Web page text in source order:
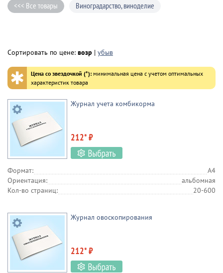
<<< Все товары Виноградарство, виноделие
Сортировать по цене: возр | убыв
✱ Цена со звездочкой (*): минимальная цена с учетом оптимальных
характеристик товара
Журнал учета комбикорма
212* ₽
Формат:
А4
Ориентация:
альбомная
Кол-во страниц:
20-600
Журнал овоскопирования
212* ₽